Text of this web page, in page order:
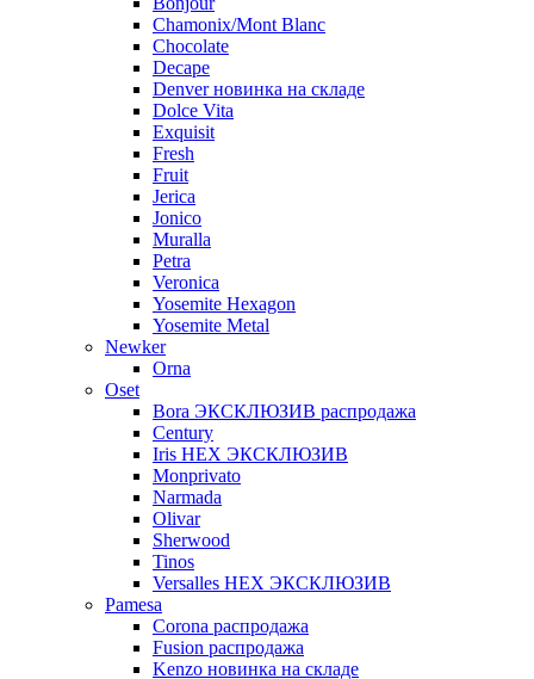
Chamonix/Mont Blanc
Chocolate
Decape
Denver новинка на складе
Dolce Vita
Exquisit
Fresh
Fruit
Jerica
Jonico
Muralla
Petra
Veroniсa
Yosemite Hexagon
Yosemite Metal
Newker
Orna
Oset
Bora ЭКСКЛЮЗИВ распродажа
Century
Iris HEX ЭКСКЛЮЗИВ
Monprivato
Narmada
Olivar
Sherwood
Tinos
Versalles HEX ЭКСКЛЮЗИВ
Pamesa
Corona распродажа
Fusion распродажа
Kenzo новинка на складе